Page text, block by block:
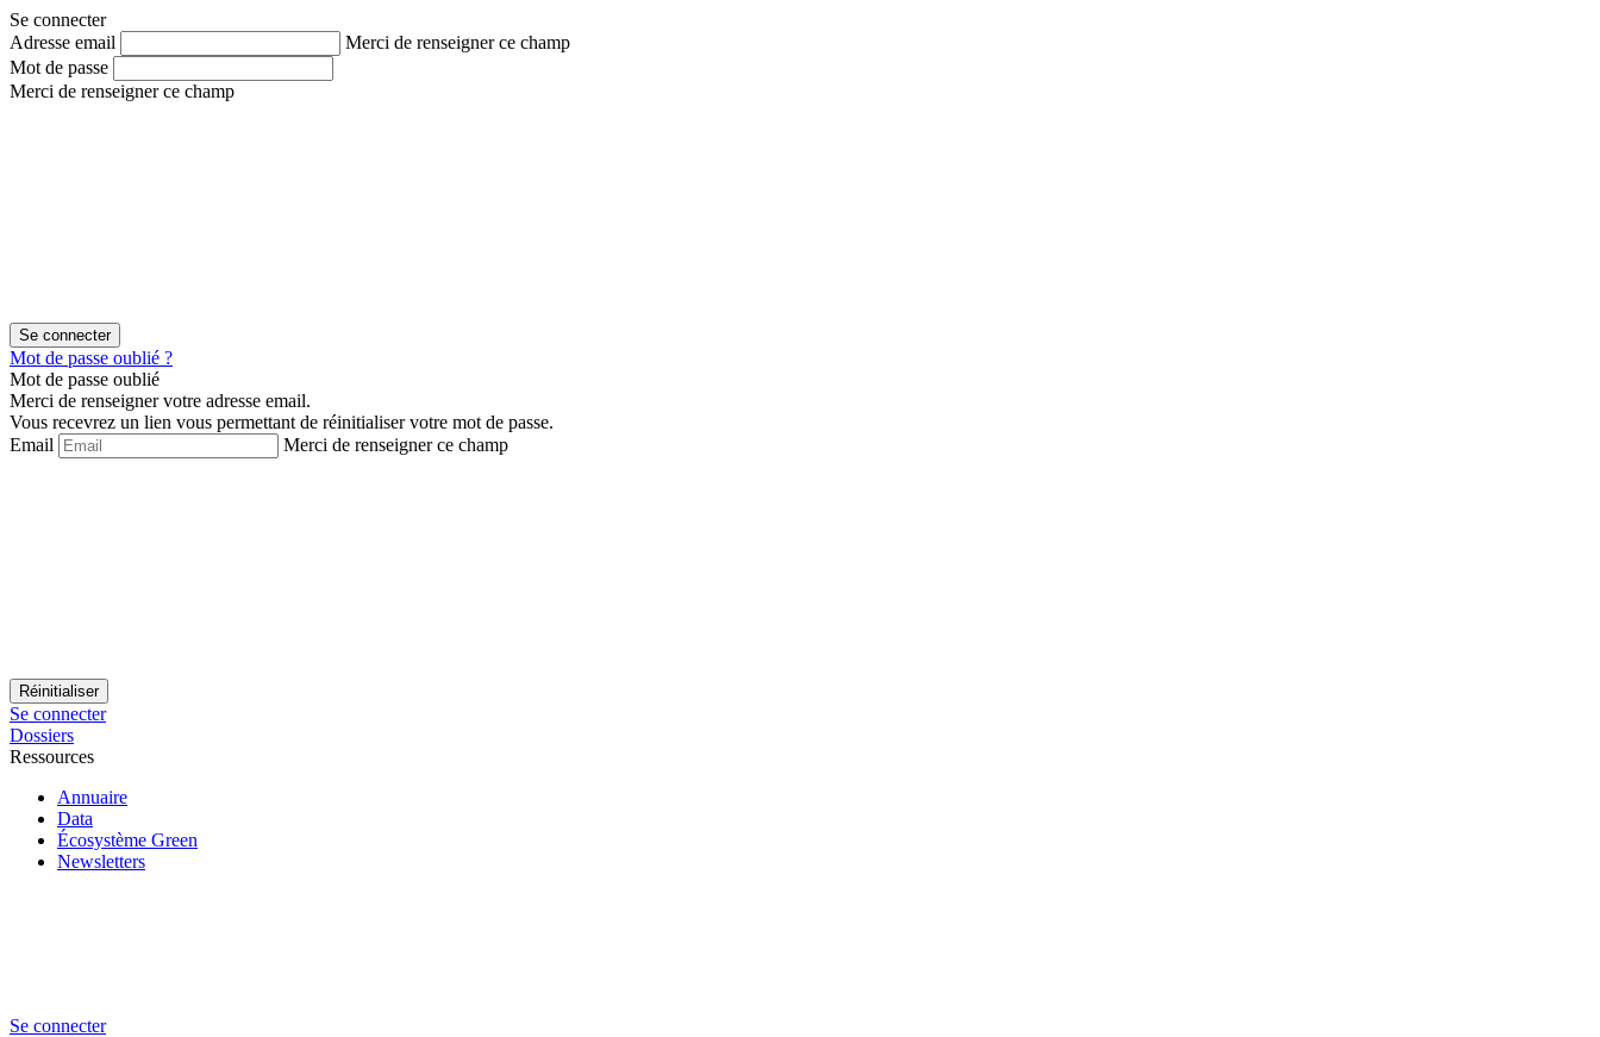
Aller
au
contenu
Aller
au
menu
Se connecter
Adresse email
Merci de renseigner ce champ
Mot de passe
Merci de renseigner ce champ
Mot de passe oublié ?
Mot de passe oublié
Merci de renseigner votre adresse email.
Vous recevrez un lien vous permettant de réinitialiser votre mot de passe.
Email
Merci de renseigner ce champ
Se connecter
Dossiers
Ressources
Annuaire
Data
Écosystème Green
Newsletters
Se connecter